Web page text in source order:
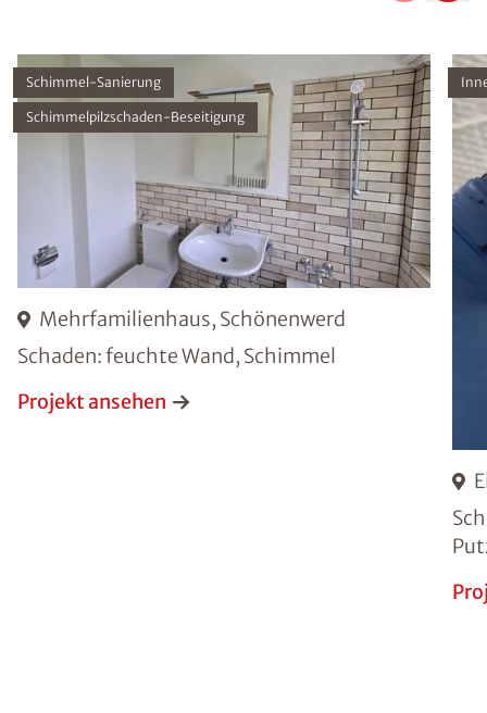
Mehrfamilienhaus, Schönenwerd
Schaden: feuchte Wand, Schimmel
Schimmel-Sanierung
Schimmelpilzschaden-Beseitigung
Projekt ansehen